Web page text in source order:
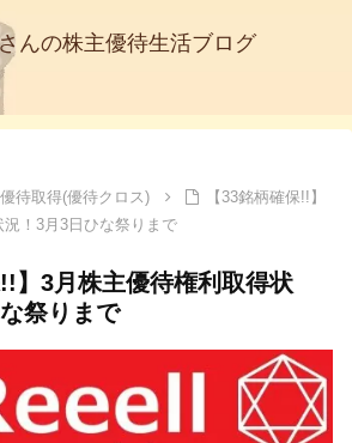
んの株主優待生活ブログ
待取得(優待クロス)
【33銘柄確保!!】
！3月3日ひな祭りまで
!!】3月株主優待権利取得状
祭りまで